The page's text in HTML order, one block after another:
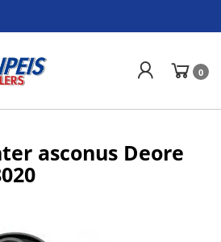
0
asconus Deore